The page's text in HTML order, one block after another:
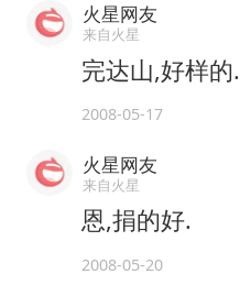
火星网友
来自火星
完达山,好样的.
2008-05-17
火星网友
来自火星
恩,捐的好.
2008-05-20